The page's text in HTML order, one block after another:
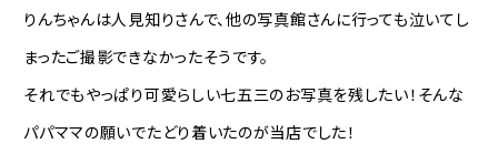
りんちゃんは人見知りさんで、他の写真館さんに行っても泣いてし
まったご撮影できなかったそうです。
それでもやっぱり可愛らしい七五三のお写真を残したい！そんな
パパママの願いでたどり着いたのが当店でした！